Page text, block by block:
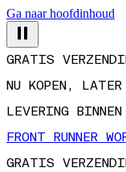
Ga naar hoofdinhoud
NU KOPEN, LATER
LEVERING
FRONT RUNNER
GRATIS
NU KOPEN, LATER